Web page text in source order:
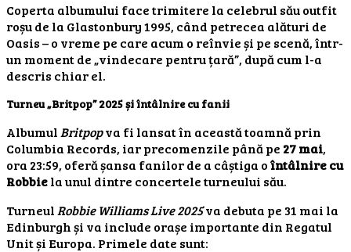
Coperta albumului face trimitere la celebrul său outfit
roșu de la Glastonbury 1995, când petrecea alături de
Oasis – o vreme pe care acum o reînvie și pe scenă, într-
un moment de „vindecare pentru țară”, după cum l-a
descris chiar el.
Turneu „Britpop” 2025 și întâlnire cu fanii
Albumul Britpopva fi lansat în această toamnă prin
Columbia Records, iar precomenzile până pe 27 mai,
ora 23:59, oferă șansa fanilor de a câștiga oîntâlnire cu
Robbiela unul dintre concertele turneului său.
Turneul Robbie Williams Live 2025va debuta pe 31 mai la
Edinburgh și va include orașe importante din Regatul
Unit și Europa. Primele date sunt: